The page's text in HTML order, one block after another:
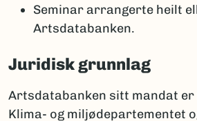
Seminar arrangerte heilt
Artsdatabanken.
Juridisk grunnlag
Artsdatabanken sitt mandat
Klima- og miljødepartementet